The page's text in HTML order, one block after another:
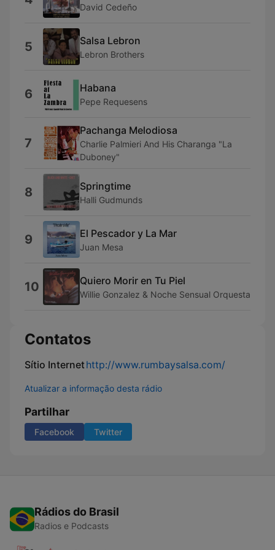
David Cedeño
5 Salsa Lebron
Lebron Brothers
6 Habana
Pepe Requesens
7
Pachanga Melodiosa
Charlie Palmieri And His Charanga "La
Duboney"
8 Springtime
Halli Gudmunds
9 El Pescador y La Mar
Juan Mesa
10 Quiero Morir en Tu Piel
Willie Gonzalez & Noche Sensual Orquesta
Contatos
Sítio Internethttp://www.rumbaysalsa.com/
Atualizar a informação desta rádio
Partilhar
Facebook Twitter
Rádios do Brasil
Radios e Podcasts